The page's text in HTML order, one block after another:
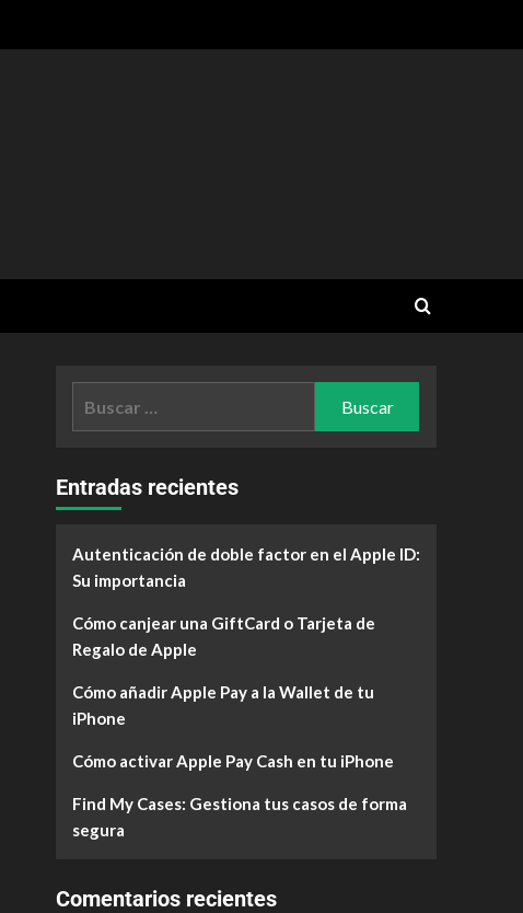
Entradas recientes
Autenticación de doble factor en el Apple ID:
Su importancia
Cómo canjear una GiftCard o Tarjeta de
Regalo de Apple
Cómo añadir Apple Pay a la Wallet de tu
iPhone
Cómo activar Apple Pay Cash en tu iPhone
Find My Cases: Gestiona tus casos de forma
segura
Comentarios recientes